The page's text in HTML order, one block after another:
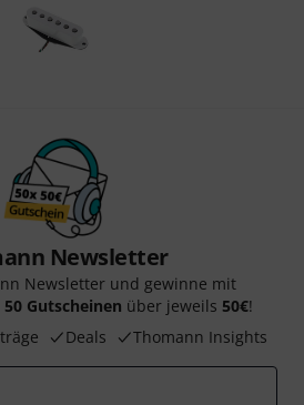
Newsletter
Newsletter und gewinne mit
50 Gutscheinen über jeweils 50€!
Deals Thomann Insights